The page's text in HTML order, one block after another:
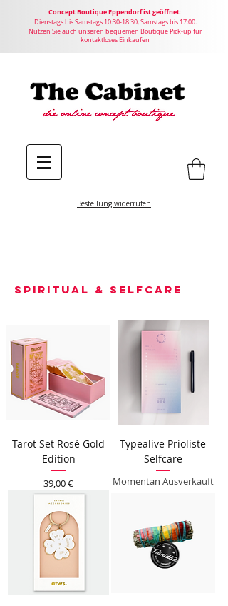
ConceptBoutiqueEppendorf ist geöffnet:
Dienstags bis Samstags 10:30-18:30, Samstags bis 17:00.
Nutzen Sie auch unseren bequemen Boutique Pick-up für
kontaktloses Einkaufen
Bestellung widerrufen
Spiritual & Selfcare
Tarot Set Rosé Gold
Edition
Preis
39,00 €
Typealive Prioliste
Selfcare
Momentan Ausverkauft